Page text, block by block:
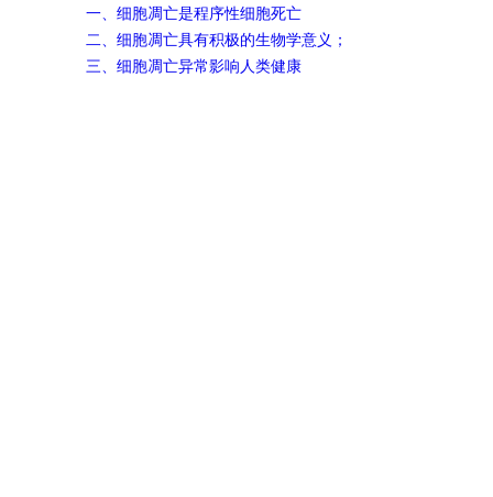
一、细胞凋亡是程序性细胞死亡
二、细胞凋亡具有积极的生物学意义；
三、细胞凋亡异常影响人类健康